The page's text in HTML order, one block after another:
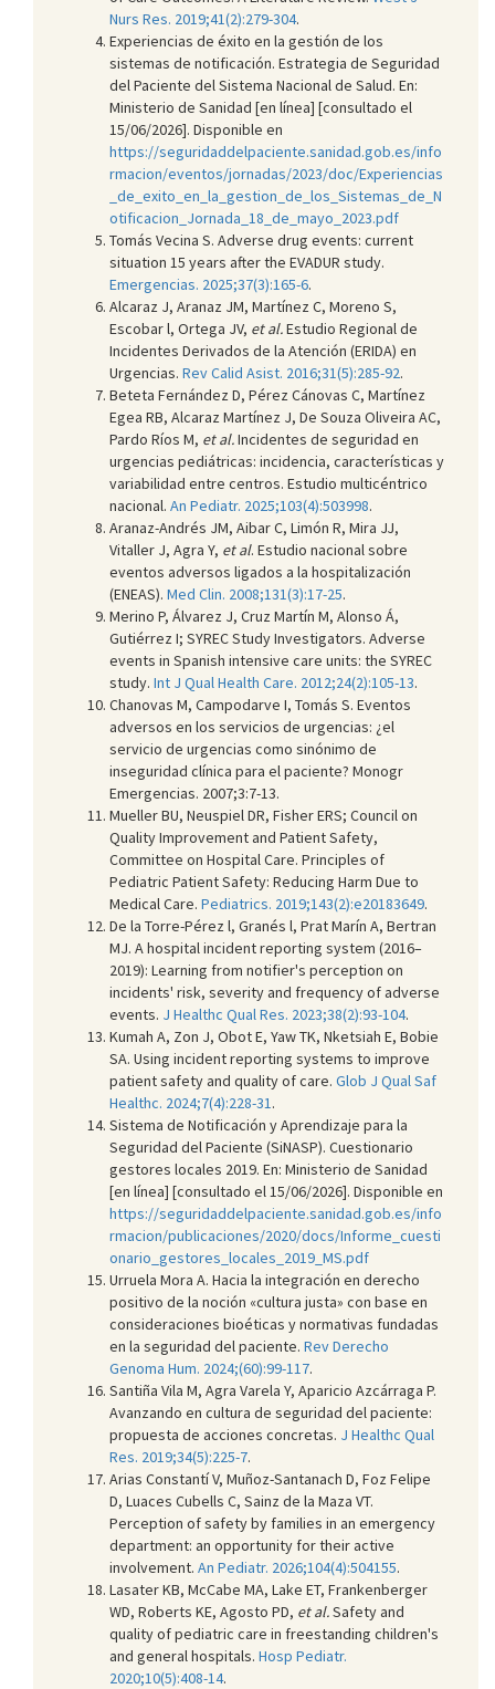
Nurs Res. 2019;41(2):279-304.
Experiencias de éxito en la gestión de los
sistemas de notificación. Estrategia de Seguridad
del Paciente del Sistema Nacional de Salud. En:
Ministerio de Sanidad [en línea] [consultado el
15/06/2026]. Disponible en
https://seguridaddelpaciente.sanidad.gob.es/info
rmacion/eventos/jornadas/2023/doc/Experiencias
_de_exito_en_la_gestion_de_los_Sistemas_de_N
otificacion_Jornada_18_de_mayo_2023.pdf
Tomás Vecina S. Adverse drug events: current
situation 15 years after the EVADUR study.
Emergencias. 2025;37(3):165-6.
Alcaraz J, Aranaz JM, Martínez C, Moreno S,
Escobar l, Ortega JV, et al.Estudio Regional de
Incidentes Derivados de la Atención (ERIDA) en
Urgencias. Rev Calid Asist. 2016;31(5):285-92.
Beteta Fernández D, Pérez Cánovas C, Martínez
Egea RB, Alcaraz Martínez J, De Souza Oliveira AC,
Pardo Ríos M, et al.Incidentes de seguridad en
urgencias pediátricas: incidencia, características y
variabilidad entre centros. Estudio multicéntrico
nacional. An Pediatr. 2025;103(4):503998.
Aranaz-Andrés JM, Aibar C, Limón R, Mira JJ,
Vitaller J, Agra Y, et al. Estudio nacional sobre
eventos adversos ligados a la hospitalización
(ENEAS). Med Clin. 2008;131(3):17-25.
Merino P, Álvarez J, Cruz Martín M, Alonso Á,
Gutiérrez I; SYREC Study Investigators. Adverse
events in Spanish intensive care units: the SYREC
study. Int J Qual Health Care. 2012;24(2):105-13.
Chanovas M, Campodarve I, Tomás S. Eventos
adversos en los servicios de urgencias: ¿el
servicio de urgencias como sinónimo de
inseguridad clínica para el paciente? Monogr
Emergencias. 2007;3:7-13.
Mueller BU, Neuspiel DR, Fisher ERS; Council on
Quality Improvement and Patient Safety,
Committee on Hospital Care. Principles of
Pediatric Patient Safety: Reducing Harm Due to
Medical Care. Pediatrics. 2019;143(2):e20183649.
De la Torre-Pérez l, Granés l, Prat Marín A, Bertran
MJ. A hospital incident reporting system (2016–
2019): Learning from notifier's perception on
incidents' risk, severity and frequency of adverse
events. J Healthc Qual Res. 2023;38(2):93-104.
Kumah A, Zon J, Obot E, Yaw TK, Nketsiah E, Bobie
SA. Using incident reporting systems to improve
patient safety and quality of care. Glob J Qual Saf
Healthc. 2024;7(4):228-31 .
Sistema de Notificación y Aprendizaje para la
Seguridad del Paciente (SiNASP). Cuestionario
gestores locales 2019. En: Ministerio de Sanidad
[en línea] [consultado el 15/06/2026]. Disponible en
https://seguridaddelpaciente.sanidad.gob.es/info
rmacion/publicaciones/2020/docs/Informe_cuesti
onario_gestores_locales_2019_MS.pdf
Urruela Mora A. Hacia la integración en derecho
positivo de la noción «cultura justa» con base en
consideraciones bioéticas y normativas fundadas
en la seguridad del paciente. Rev Derecho
Genoma Hum. 2024;(60):99-117.
Santiña Vila M, Agra Varela Y, Aparicio Azcárraga P.
Avanzando en cultura de seguridad del paciente:
propuesta de acciones concretas. J Healthc Qual
Res. 2019;34(5):225-7.
Arias Constantí V, Muñoz-Santanach D, Foz Felipe
D, Luaces Cubells C, Sainz de la Maza VT.
Perception of safety by families in an emergency
department: an opportunity for their active
involvement. An Pediatr. 2026;104(4):504155.
Lasater KB, McCabe MA, Lake ET, Frankenberger
WD, Roberts KE, Agosto PD, et al.Safety and
quality of pediatric care in freestanding children's
and general hospitals. Hosp Pediatr.
2020;10(5):408-14.